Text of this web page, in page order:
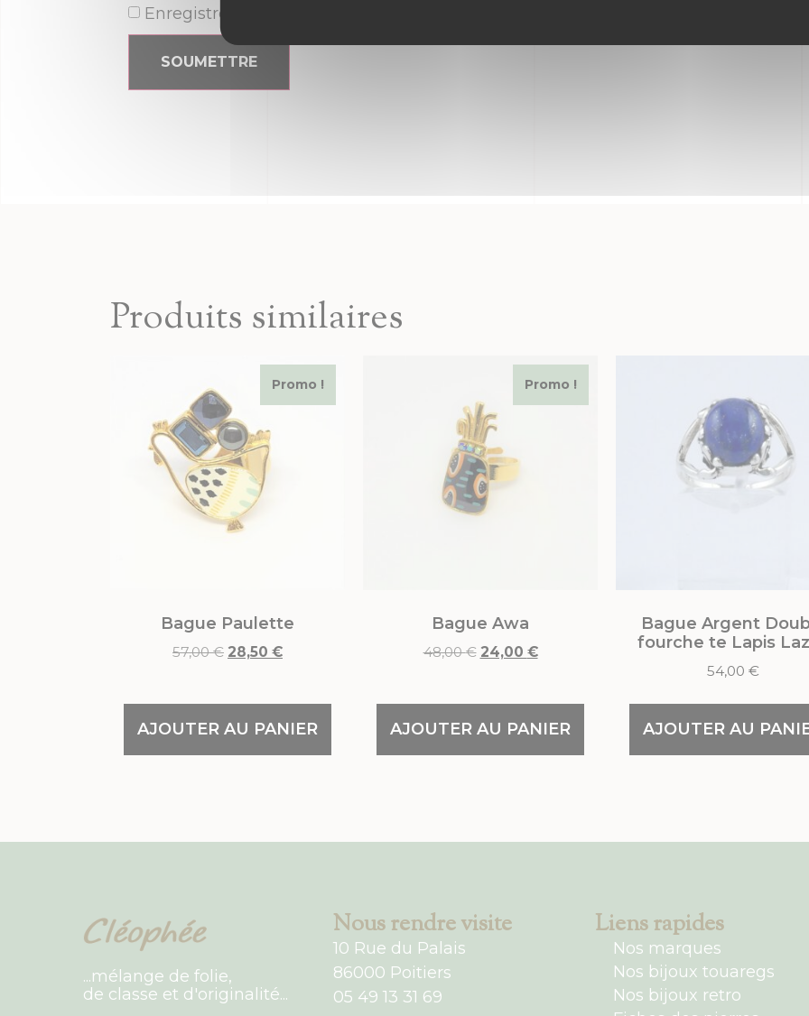
Enregistrer mon nom, mon e-mail et mon site dans le navigateur pour mon
Produits similaires
Promo !
Bague Paulette
57,00€ 28,50 €
AJOUTER AU PANIER
Promo !
Bague Awa
48,00€ 24,00 €
AJOUTER AU PANIER
Bague Argent
fourche te Lapis
54,00 €
AJOUTER AU
...mélange de folie,
de classe et d'originalité...
Nous rendre visite
10 Rue du Palais
86000 Poitiers
05 49 13 31 69
Liens rapides
Nos marques
Nos bijoux touaregs
Nos bijoux retro